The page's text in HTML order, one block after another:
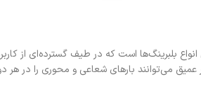
انواع بلبرینگ‌ها است که در طیف گسترده‌ای از
عمیق می‌توانند بارهای شعاعی و محوری را در